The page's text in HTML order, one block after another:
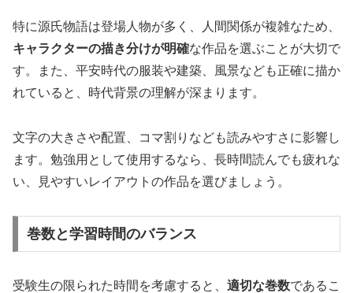
特に源氏物語は登場人物が多く、人間関係が複雑なため、
キャラクターの描き分けが明確な作品を選ぶことが大切で
す。また、平安時代の服装や建築、風景なども正確に描か
れていると、時代背景の理解が深まります。
文字の大きさや配置、コマ割りなども読みやすさに影響し
ます。勉強用として使用するなら、長時間読んでも疲れな
い、見やすいレイアウトの作品を選びましょう。
巻数と学習時間のバランス
受験生の限られた時間を考慮すると、 適切な巻数であるこ